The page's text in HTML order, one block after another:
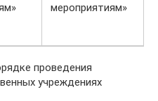
мероприятиям»
проведения
учреждениях